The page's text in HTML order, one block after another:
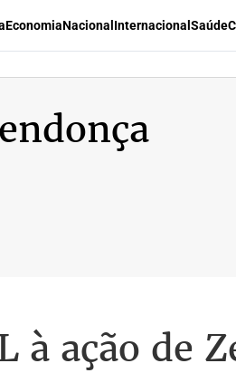
EconomiaNacional Internacional Saúde
à ação de